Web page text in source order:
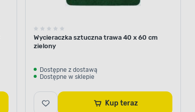
Wycieraczka sztuczna trawa 40 x 60 cm
zielony
Dostępne z dostawą
Dostępne w sklepie
Kup teraz